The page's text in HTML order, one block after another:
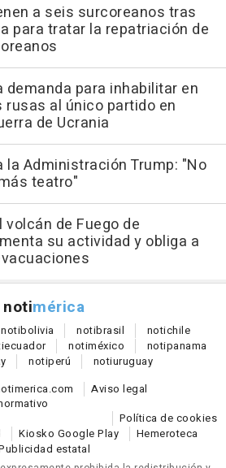
a seis surcoreanos tras
para tratar la repatriación de
demanda para inhabilitar en
al único partido en
de Ucrania
la Administración Trump: "No
teatro"
volcán de Fuego de
su actividad y obliga a
notimérica
notibolivia notibrasil notichile
ecuador notiméxico notipanama
notiperú notiuruguay
Aviso legal
Política de cookies
Kiosko Google Play
Hemeroteca
estatal